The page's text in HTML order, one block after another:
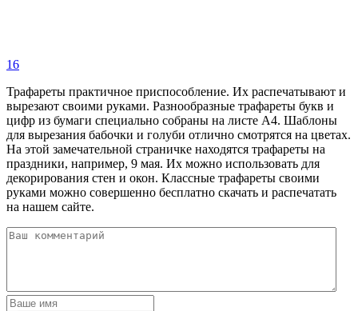
16
Трафареты практичное приспособление. Их распечатывают и
вырезают своими руками. Разнообразные трафареты букв и
цифр из бумаги специально собраны на листе А4. Шаблоны
для вырезания бабочки и голуби отлично смотрятся на цветах.
На этой замечательной страничке находятся трафареты на
праздники, например, 9 мая. Их можно использовать для
декорирования стен и окон. Классные трафареты своими
руками можно совершенно бесплатно скачать и распечатать
на нашем сайте.